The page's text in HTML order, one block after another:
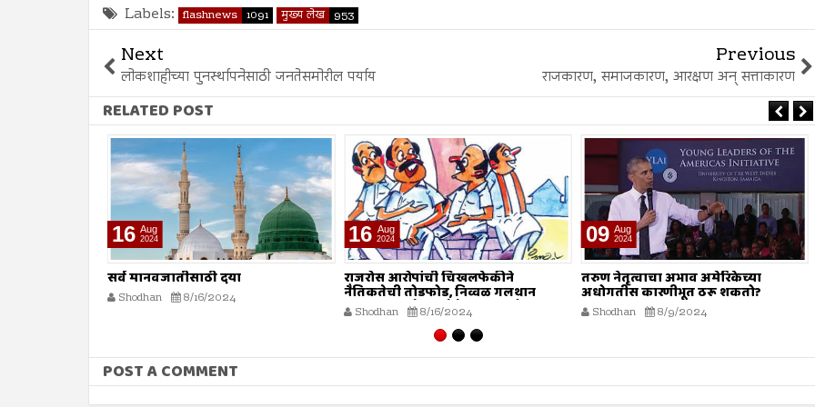
Labels: flashnews 1091 मुख्य लेख 953
Next
लोकशाहीच्या पुनर्स्थापनेसाठी जनतेसमोरील पर्याय
Previous
राजकारण, समाजकारण, आरक्षण अन् सत्ताकारण
RELATED POST
16 Aug
2024
सर्व मानवजातीसाठी दया
Shodhan 8/16/2024
16 Aug
2024
राजरोस आरोपांची चिखलफेकीने
नैतिकतेची तोडफोड, निव्वळ गलथान
राजकारणामुळे जनसेवेचा बट्ट्याबोळ...!
Shodhan 8/16/2024
09 Aug
2024
तरुण नेतृत्वाचा अभाव अमेरिकेच्या
अधोगतीस कारणीभूत ठरू शकतो?
Shodhan 8/9/2024
POST A COMMENT